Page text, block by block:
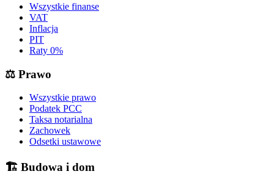
Wszystkie finanse
VAT
Inflacja
PIT
Raty 0%
⚖️ Prawo
Wszystkie prawo
Podatek PCC
Taksa notarialna
Zachowek
Odsetki ustawowe
🏗️ Budowa i dom